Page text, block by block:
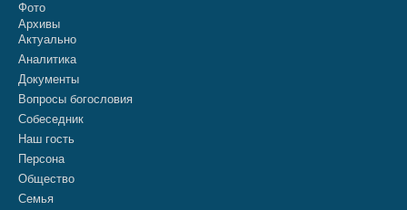
Фото
Архивы
Актуально
Аналитика
Документы
Вопросы богословия
Собеседник
Наш гость
Персона
Общество
Семья